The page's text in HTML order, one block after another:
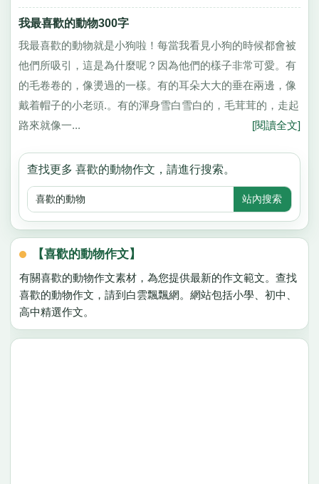
我最喜歡的動物300字
我最喜歡的動物就是小狗啦！每當我看見小狗的時候都會被
他們所吸引，這是為什麼呢？因為他們的樣子非常可愛。有
的毛卷卷的，像燙過的一樣。有的耳朵大大的垂在兩邊，像
戴着帽子的小老頭.。有的渾身雪白雪白的，毛茸茸的，走起
路來就像一...
[閱讀全文]
查找更多 喜歡的動物作文，請進行搜索。
【喜歡的動物作文】
有關喜歡的動物作文素材，為您提供最新的作文範文。查找
喜歡的動物作文，請到白雲飄飄網。網站包括小學、初中、
高中精選作文。